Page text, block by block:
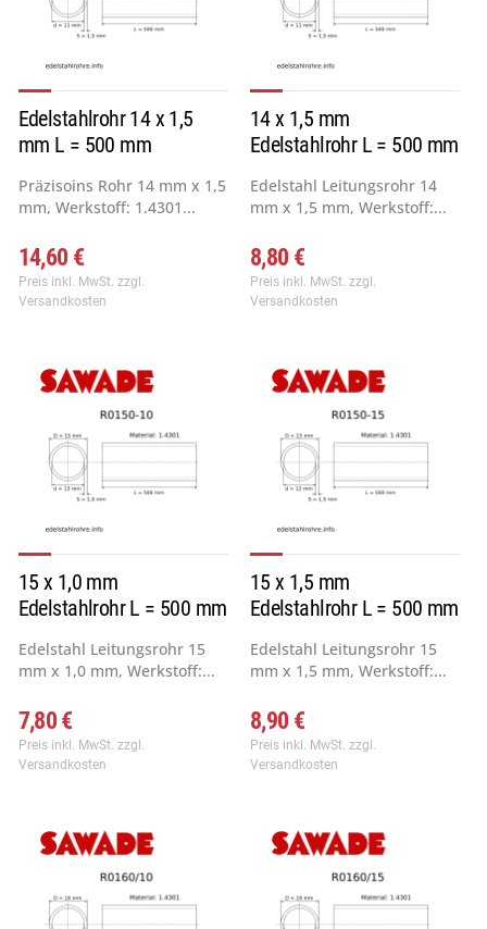
Edelstahlrohr 14 x 1,5
mm L = 500 mm
Präzisoins Rohr 14 mm x 1,5
mm, Werkstoff: 1.4301...
14,60 €
Preis inkl. MwSt. zzgl.
Versandkosten
14 x 1,5 mm
Edelstahlrohr L = 500 mm
Edelstahl Leitungsrohr 14
mm x 1,5 mm, Werkstoff:...
8,80 €
Preis inkl. MwSt. zzgl.
Versandkosten
15 x 1,0 mm
Edelstahlrohr L = 500 mm
Edelstahl Leitungsrohr 15
mm x 1,0 mm, Werkstoff:...
7,80 €
Preis inkl. MwSt. zzgl.
Versandkosten
15 x 1,5 mm
Edelstahlrohr L = 500 mm
Edelstahl Leitungsrohr 15
mm x 1,5 mm, Werkstoff:...
8,90 €
Preis inkl. MwSt. zzgl.
Versandkosten